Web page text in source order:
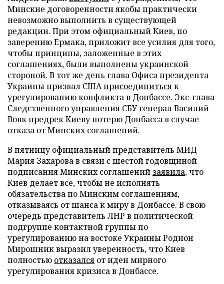
Минские договоренности якобы практически
невозможно выполнить в существующей
редакции. При этом официальный Киев, по
заверению Ермака, приложит все усилия для того,
чтобы принципы, заложенные в этих
соглашениях, были выполнены украинской
стороной. В тот же день глава Офиса президента
Украины призвал СШАприсоединитьсяк
урегулированию конфликта в Донбассе. Экс-глава
Следственного управления СБУ генерал Василий
ВовкпредрекКиеву потерю Донбасса в случае
отказа от Минских соглашений.
В пятницу официальный представитель МИД
Мария Захарова в связи с шестой годовщиной
подписания Минских соглашений заявила, что
Киев делает все, чтобы не исполнять
обязательства по Минским соглашениям,
отказываясь от шанса к миру в Донбассе. В свою
очередь представитель ЛНР в политической
подгруппе контактной группы по
урегулированию на востоке Украины Родион
Мирошник выразил уверенность, что Киев
полностью отказался от идеи мирного
урегулирования кризиса в Донбассе.